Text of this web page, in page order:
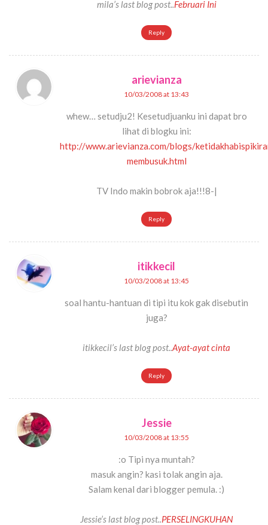
mila’s last blog post..Februari Ini
Reply
arievianza
10/03/2008 at 13:43
whew… setudju2! Kesetudjuanku ini dapat bro
lihat di blogku ini:
http://www.arievianza.com/blogs/
membusuk.html
TV Indo makin bobrok aja!!!8-|
Reply
itikkecil
10/03/2008 at 13:45
soal hantu-hantuan di tipi itu kok gak disebutin
juga?
itikkecil’s last blog post..Ayat-ayat cinta
Reply
Jessie
10/03/2008 at 13:55
:o Tipi nya muntah?
masuk angin? kasi tolak angin aja.
Salam kenal dari blogger pemula. :)
Jessie’s last blog post..PERSELINGKUHAN